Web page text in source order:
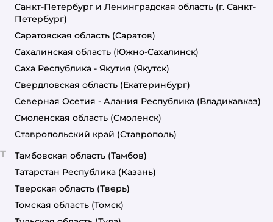
Санкт-Петербург и Ленинградская область (г. Санкт-
Петербург)
Саратовская область (Саратов)
Сахалинская область (Южно-Сахалинск)
Саха Республика - Якутия (Якутск)
Свердловская область (Екатеринбург)
Северная Осетия - Алания Республика (Владикавказ)
Смоленская область (Смоленск)
Ставропольский край (Ставрополь)
Т Тамбовская область (Тамбов)
Татарстан Республика (Казань)
Тверская область (Тверь)
Томская область (Томск)